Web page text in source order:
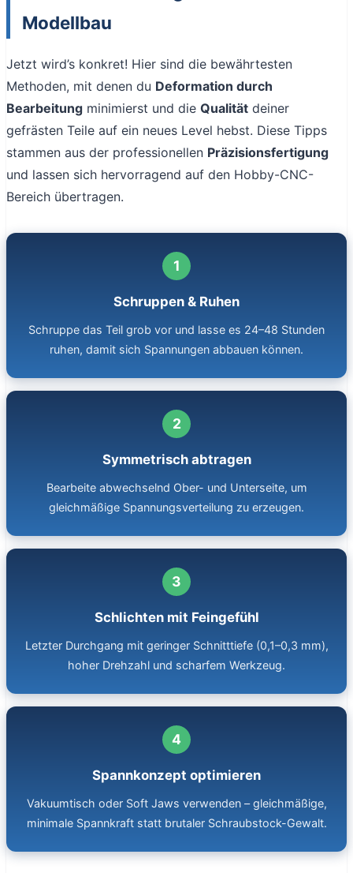
Modellbau
Jetzt wird’s konkret! Hier sind die bewährtesten
Methoden, mit denen du Deformation durch
Bearbeitung minimierst und die Qualität deiner
gefrästen Teile auf ein neues Level hebst. Diese Tipps
stammen aus der professionellen Präzisionsfertigung
und lassen sich hervorragend auf den Hobby-CNC-
Bereich übertragen.
Schruppen & Ruhen
Schruppe das Teil grob vor und lasse es 24–48 Stunden
ruhen, damit sich Spannungen abbauen können.
Symmetrisch abtragen
Bearbeite abwechselnd Ober- und Unterseite, um
gleichmäßige Spannungsverteilung zu erzeugen.
Schlichten mit Feingefühl
Letzter Durchgang mit geringer Schnitttiefe (0,1–0,3 mm),
hoher Drehzahl und scharfem Werkzeug.
Spannkonzept optimieren
Vakuumtisch oder Soft Jaws verwenden – gleichmäßige,
minimale Spannkraft statt brutaler Schraubstock-Gewalt.